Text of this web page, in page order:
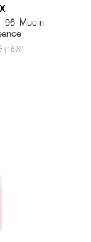
96 Mucin
(16%)